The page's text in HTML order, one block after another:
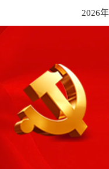
2026